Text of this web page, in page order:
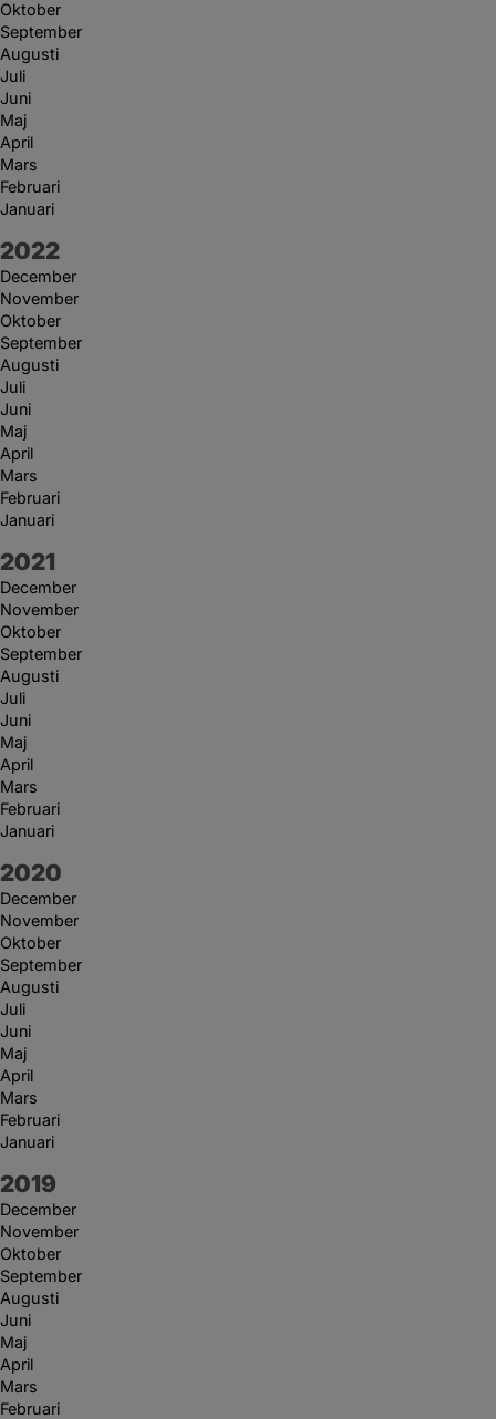
Oktober
September
Augusti
Juli
Juni
Maj
April
Mars
Februari
Januari
År:
2022
December
November
Oktober
September
Augusti
Juli
Juni
Maj
April
Mars
Februari
Januari
År:
2021
December
November
Oktober
September
Augusti
Juli
Juni
Maj
April
Mars
Februari
Januari
År:
2020
December
November
Oktober
September
Augusti
Juli
Juni
Maj
April
Mars
Februari
Januari
År:
2019
December
November
Oktober
September
Augusti
Juni
Maj
April
Mars
Februari